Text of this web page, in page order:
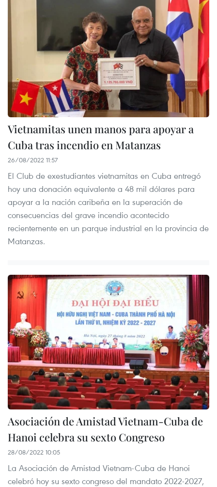
Vietnamitas unen manos para apoyar a
Cuba tras incendio en Matanzas
26/08/2022 11:57
El Club de exestudiantes vietnamitas en Cuba entregó
hoy una donación equivalente a 48 mil dólares para
apoyar a la nación caribeña en la superación de
consecuencias del grave incendio acontecido
recientemente en un parque industrial en la provincia de
Matanzas.
Asociación de Amistad Vietnam-Cuba de
Hanoi celebra su sexto Congreso
28/08/2022 10:05
La Asociación de Amistad Vietnam-Cuba de Hanoi
celebró hoy su sexto congreso del mandato 2022-2027,